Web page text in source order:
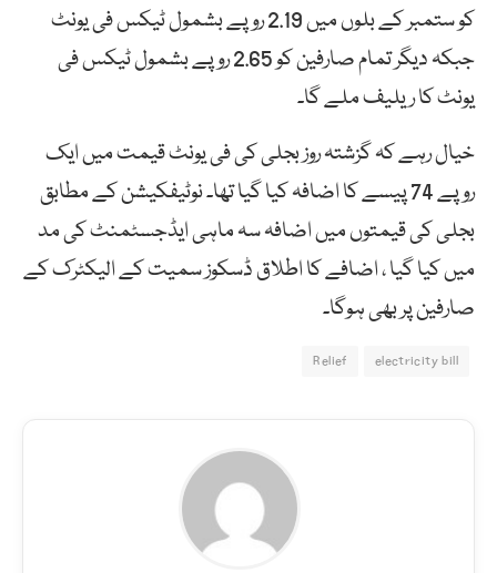
کو ستمبر کے بلوں میں 2.19 روپے بشمول ٹیکس فی یونٹ
جبکہ دیگر تمام صارفین کو 2.65 روپے بشمول ٹیکس فی
یونٹ کا ریلیف ملے گا۔
خیال رہے کہ گزشتہ روز بجلی کی فی یونٹ قیمت میں ایک
روپے 74 پیسے کا اضافہ کیا گیا تھا۔ نوٹیفکیشن کے مطابق
بجلی کی قیمتوں میں اضافہ سہ ماہی ایڈجسٹمنٹ کی مد
میں کیا گیا ، اضافے کا اطلاق ڈسکوز سمیت کے الیکٹرک کے
صارفین پر بھی ہوگا۔
electricity bill
Relief